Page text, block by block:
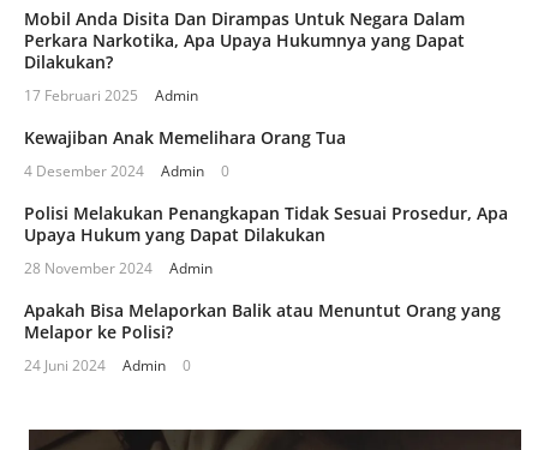
Mobil Anda Disita Dan Dirampas Untuk Negara Dalam
Perkara Narkotika, Apa Upaya Hukumnya yang Dapat
Dilakukan?
17 Februari 2025 Admin
Kewajiban Anak Memelihara Orang Tua
4 Desember 2024 Admin 0
Polisi Melakukan Penangkapan Tidak Sesuai Prosedur, Apa
Upaya Hukum yang Dapat Dilakukan
28 November 2024 Admin
Apakah Bisa Melaporkan Balik atau Menuntut Orang yang
Melapor ke Polisi?
24 Juni 2024 Admin 0